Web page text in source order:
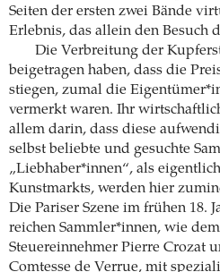
Seiten der ersten zwei Bände
Erlebnis, das allein den Besuch
Die Verbreitung der
beigetragen haben, dass die
stiegen, zumal die
vermerkt waren. Ihr
allem darin, dass diese
selbst beliebte und gesuchte
„Liebhaber*innen“, als
Kunstmarkts, werden hier
Die Pariser Szene im frühen 18.
reichen Sammler*innen, wie
Steuereinnehmer Pierre Crozat
Comtesse de Verrue, mit